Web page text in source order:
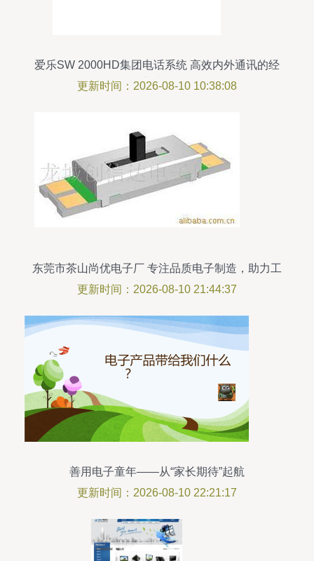
爱乐SW 2000HD集团电话系统 高效内外通讯的经
典选择
更新时间：2026-08-10 10:38:08
东莞市茶山尚优电子厂 专注品质电子制造，助力工
业4.0升级
更新时间：2026-08-10 21:44:37
善用电子童年——从“家长期待”起航
更新时间：2026-08-10 22:21:17